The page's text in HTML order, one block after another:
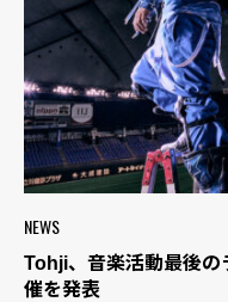
NEWS
Tohji、音楽活動最後の
催を発表